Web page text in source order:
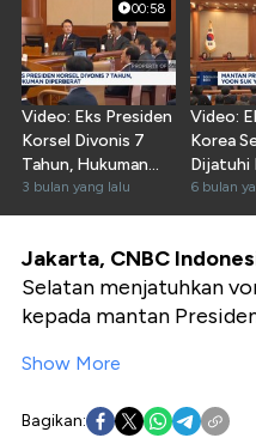
00:58
Video: Eks Presiden
Korsel Divonis 7
Tahun, Hukuman
Diperberat
3 bulan yang lalu
Video:
Korea
Dijatuhi
Mati
6 bulan
Jakarta, CNBC
Selatan menjatuhkan
kepada mantan Presiden
Show More
Bagikan: